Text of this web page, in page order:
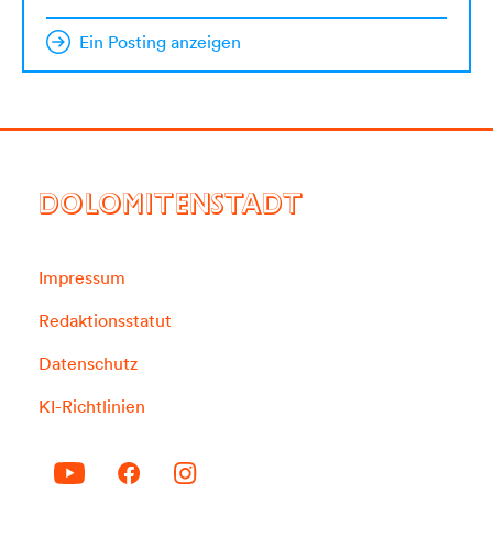
Ein Posting anzeigen
DOLOMITENSTADT
Impressum
Redaktionsstatut
Datenschutz
KI-Richtlinien